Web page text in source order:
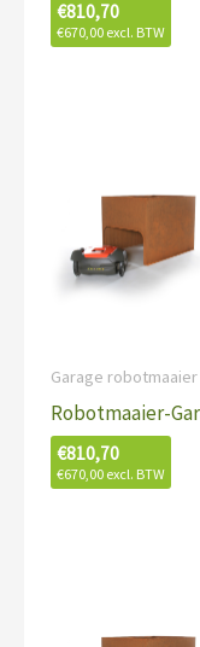
€810,70
€670,00 excl. BTW
Garage robotmaaier
Robotmaaier-
€810,70
€670,00 excl. BTW